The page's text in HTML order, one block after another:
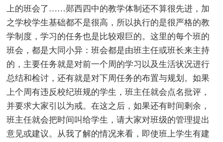
上的班会了……郧西四中的教学体制还不算很先进，加
之学校学生基础都不是很高，所以执行的是很严格的教
学制度，学习的任务也是比较艰巨的。这里的每个班的
班会，都是大同小异：班会都是由班主任或班长来主持
的，主要任务就是对前一个周的学习以及生活状况进行
总结和检讨，还有就是对下周任务的布置与规划。如果
上个周有违反校纪班规的学生，班主任就会点名批评，
并要求大家引以为戒。在这之后，如果还有时间剩余，
班主任就会把时间叫给学生，请大家对班级的管理提出
意见或建议。从我了解的情况来看，即使班上学生有建